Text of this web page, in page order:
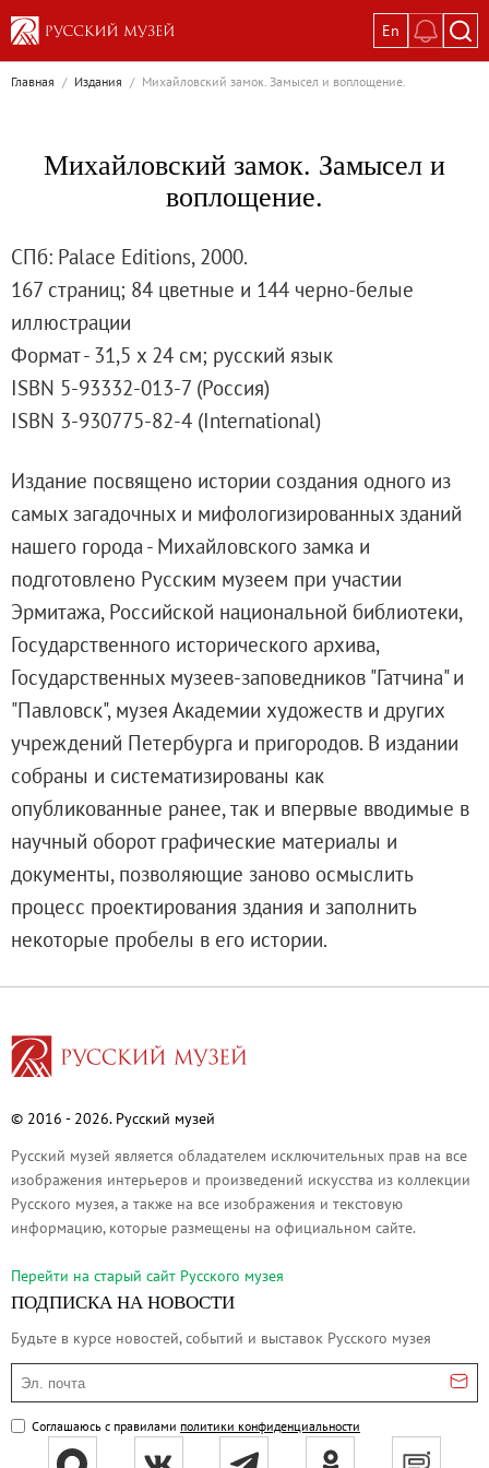
En
Выставки
Пётр Кончаловский. Сад в цвету
Иван Шишкин. Русский лес
Окрестности Санкт-Петербурга в
Памяти Киры Владимировны
Постоянные экспозиции
Постоянная экспозиция «Наш
Русское искусство первой половины
Древнерусское искусство ХII—XVII
Русское искусство второй половины
Русское народное искусство XVII-XXI
Будущие выставки
Выездные выставки
Архив выставок
Степан Эрьзя – скульптор мира. К
Русская традиция
Посетителям
Адреса и часы работы
Правила покупки и возврата билетов
Высказать мнение / Сообщить о проблеме
Экскурсии
Лекции и абонементы
Лекторий
Абонементы
Программы и мероприятия
Для СМИ
О Музее
Главная / Издания / Михайловский замок. Замысел и воплощение.
Михайловский замок. Замысел и
воплощение.
СПб: Palace Editions, 2000.
167 страниц; 84 цветные и 144 черно-белые
иллюстрации
Формат - 31,5 х 24 см; русский язык
ISBN 5-93332-013-7 (Россия)
ISBN 3-930775-82-4 (International)
Издание посвящено истории создания одного из
самых загадочных и мифологизированных зданий
нашего города - Михайловского замка и
подготовлено Русским музеем при участии
Эрмитажа, Российской национальной библиотеки,
Государственного исторического архива,
Государственных музеев-заповедников "Гатчина" и
"Павловск", музея Академии художеств и других
учреждений Петербурга и пригородов. В издании
собраны и систематизированы как
опубликованные ранее, так и впервые вводимые в
научный оборот графические материалы и
документы, позволяющие заново осмыслить
процесс проектирования здания и заполнить
некоторые пробелы в его истории.
© 2016 - 2026. Русский музей
Русский музей является обладателем исключительных прав на все
изображения интерьеров и произведений искусства из коллекции
Русского музея, а также на все изображения и текстовую
информацию, которые размещены на официальном сайте.
Перейти на cтарый сайт Русского музея
ПОДПИСКА НА НОВОСТИ
Будьте в курсе новостей, событий и выставок Русского музея
Эл. почта
Соглашаюсь с правилами политики конфиденциальности